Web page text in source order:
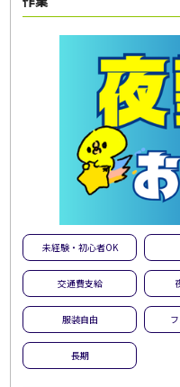
未経験・初心者OK
交通費支給
服装自由
長期